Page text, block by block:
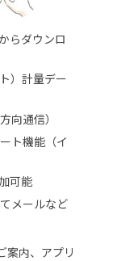
らダウンロ
）計量デー
向通信）
ト機能（イ
可能
メールなど
案内、アプリ